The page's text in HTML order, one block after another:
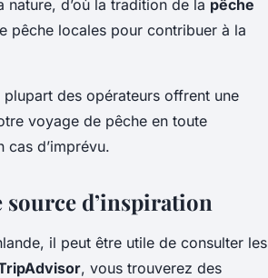
d’où la tradition de la pêche
pêche locales pour contribuer à la
plupart des opérateurs offrent une
voyage de pêche en toute
d’imprévu.
source d’inspiration
il peut être utile de consulter les
, vous trouverez des